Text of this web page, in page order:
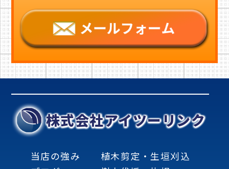
株式会社アイツーリンク
当店の強み
植木剪定・生垣刈込